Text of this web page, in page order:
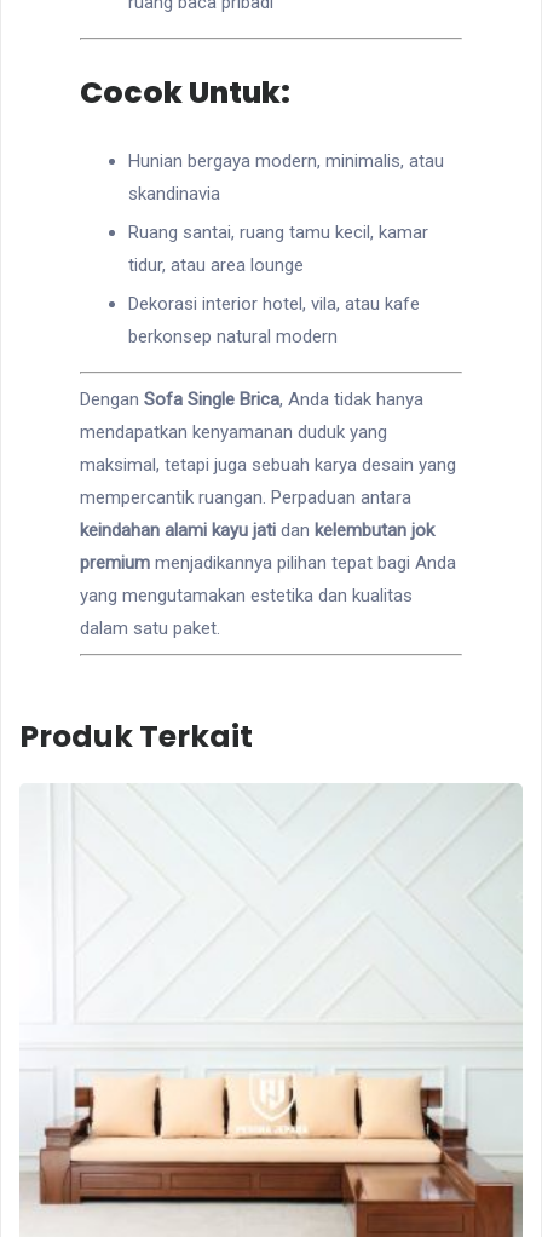
Cocok Untuk:
Hunian bergaya modern, minimalis, atau
skandinavia
Ruang santai, ruang tamu kecil, kamar
tidur, atau area lounge
Dekorasi interior hotel, vila, atau kafe
berkonsep natural modern
Dengan Sofa Single Brica, Anda tidak hanya
mendapatkan kenyamanan duduk yang
maksimal, tetapi juga sebuah karya desain yang
mempercantik ruangan. Perpaduan antara
keindahan alami kayu jati dan kelembutan jok
premium menjadikannya pilihan tepat bagi Anda
yang mengutamakan estetika dan kualitas
dalam satu paket.
Produk Terkait